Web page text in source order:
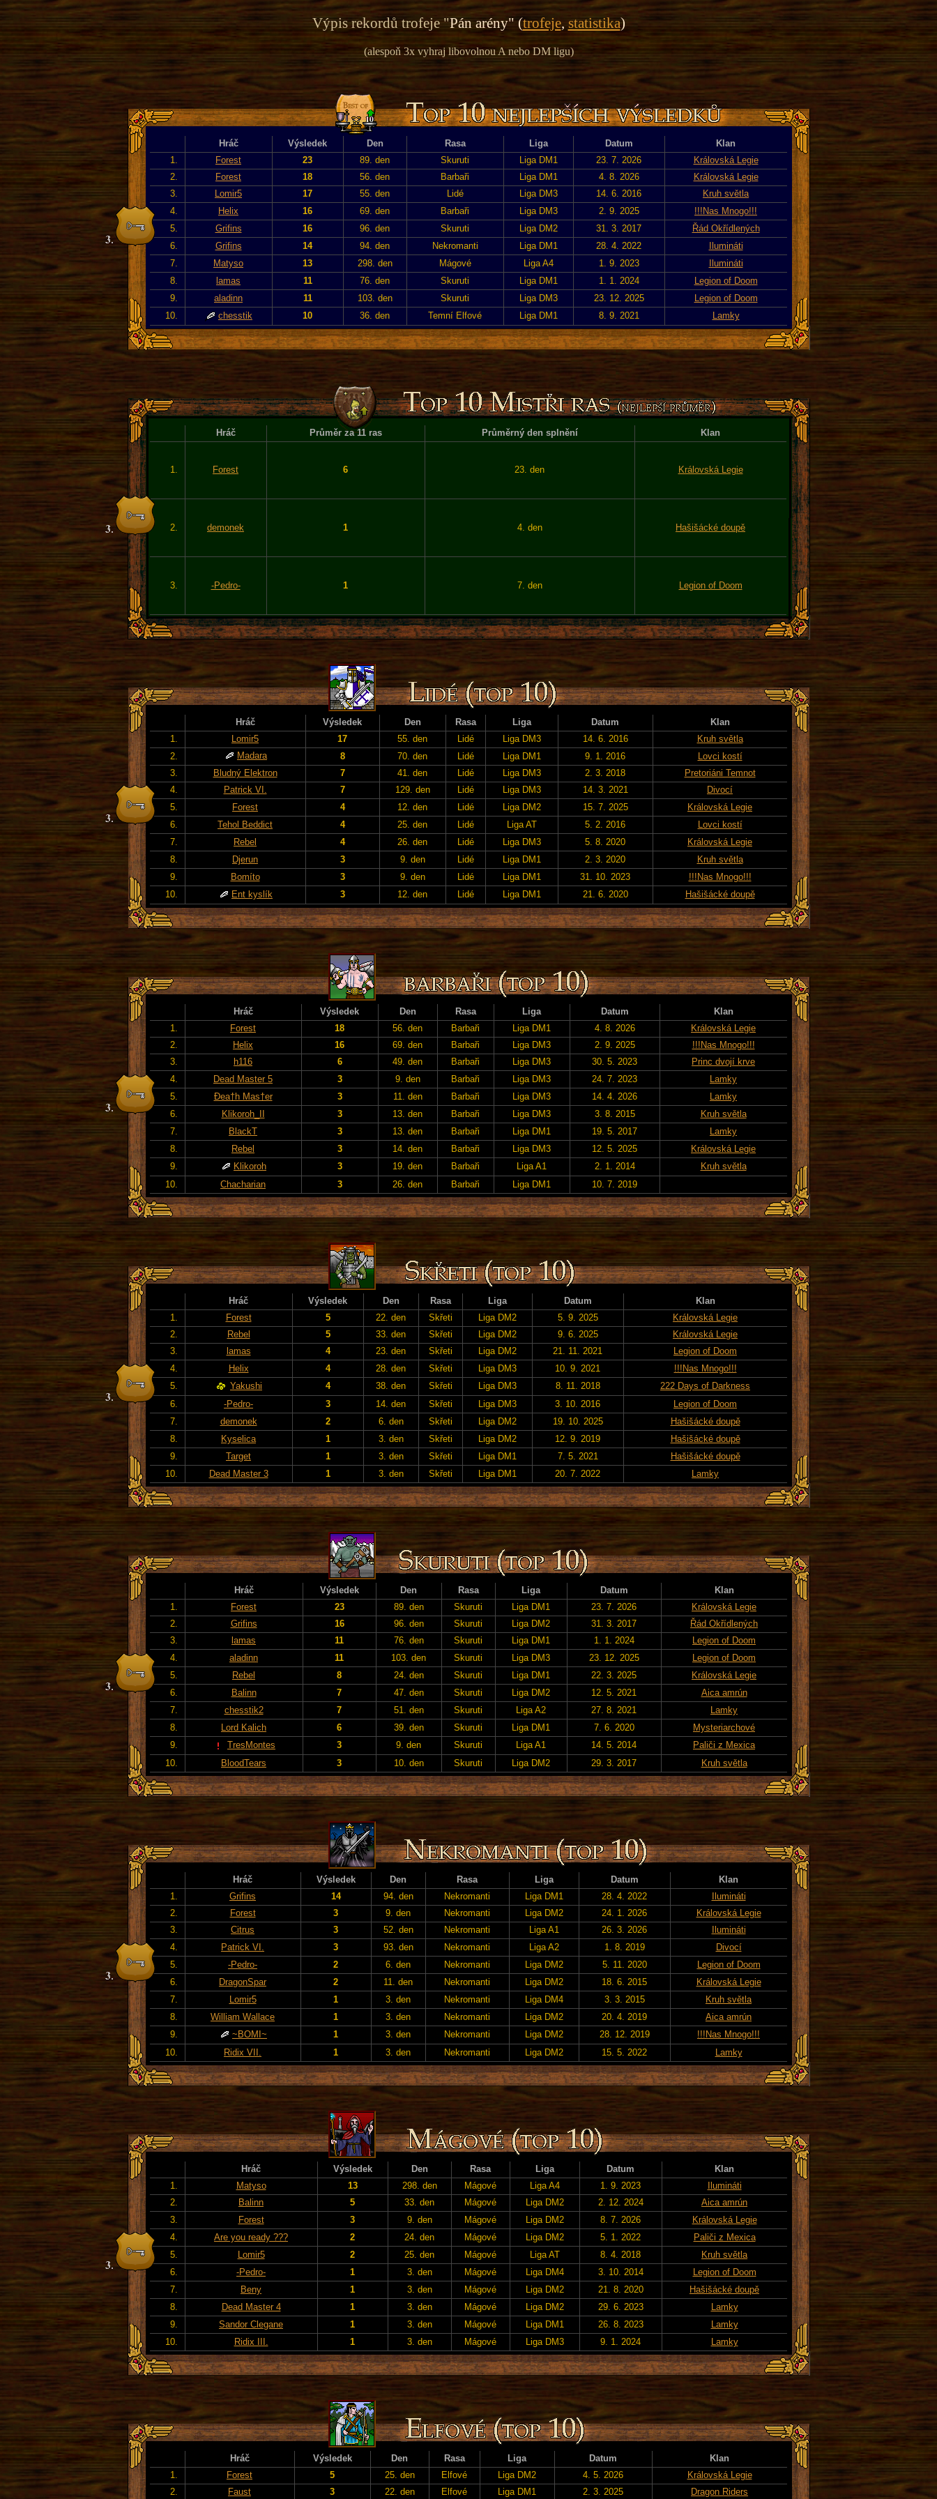
Výpis rekordů trofeje "Pán arény" (trofeje, statistika)
(alespoň 3x vyhraj libovolnou A nebo DM ligu)
Hráč Výsledek Den Rasa Liga Datum
Klan
1.
Forest 23 89. den Skuruti Liga DM1 23. 7. 2026
Královská Legie
2.
Forest 18 56. den Barbaři Liga DM1 4. 8. 2026
Královská Legie
3.
Lomir5 17 55. den Lidé Liga DM3 14. 6. 2016
Kruh světla
4.
Helix 16 69. den Barbaři Liga DM3 2. 9. 2025
!!!Nas Mnogo!!!
5.
Grifins 16 96. den Skuruti Liga DM2 31. 3. 2017
Řád Okřídlených
6.
Grifins 14 94. den Nekromanti Liga DM1 28. 4. 2022
Ilumináti
7.
Matyso 13 298. den Mágové Liga A4 1. 9. 2023
Ilumináti
8.
lamas 11 76. den Skuruti Liga DM1 1. 1. 2024
Legion of Doom
9.
aladinn 11 103. den Skuruti Liga DM3 23. 12. 2025
Legion of Doom
10.
chesstik 10 36. den Temní Elfové Liga DM1 8. 9. 2021 Lamky
Hráč Průměr za 11 ras Průměrný den splnění Klan
1. Forest 6 23. den Královská Legie
2. demonek 1 4. den Hašišácké doupě
3. -Pedro- 1 7. den Legion of Doom
Hráč Výsledek Den Rasa Liga Datum
Klan
1.
Lomir5 17 55. den Lidé Liga DM3 14. 6. 2016
Kruh světla
2.
Madara 8 70. den Lidé Liga DM1 9. 1. 2016
Lovci kostí
3.
Bludný Elektron 7 41. den Lidé Liga DM3 2. 3. 2018
Pretoriáni Temnot
4.
Patrick VI. 7 129. den Lidé Liga DM3 14. 3. 2021
Divocí
5.
Forest 4 12. den Lidé Liga DM2 15. 7. 2025
Královská Legie
6.
Tehol Beddict 4 25. den Lidé Liga AT 5. 2. 2016
Lovci kostí
7.
Rebel 4 26. den Lidé Liga DM3 5. 8. 2020
Královská Legie
8.
Djerun 3 9. den Lidé Liga DM1 2. 3. 2020
Kruh světla
9.
Bomíto 3 9. den Lidé Liga DM1 31. 10. 2023
!!!Nas Mnogo!!!
10.
Ent kyslík 3 12. den Lidé Liga DM1 21. 6. 2020 Hašišácké doupě
Hráč Výsledek Den Rasa Liga Datum
Klan
1.
Forest 18 56. den Barbaři Liga DM1 4. 8. 2026
Královská Legie
2.
Helix 16 69. den Barbaři Liga DM3 2. 9. 2025
!!!Nas Mnogo!!!
3.
h116 6 49. den Barbaři Liga DM3 30. 5. 2023
Princ dvojí krve
4.
Dead Master 5 3 9. den Barbaři Liga DM3 24. 7. 2023
Lamky
5.
Đea†h Mas†er 3 11. den Barbaři Liga DM3 14. 4. 2026
Lamky
6.
Klikoroh_II 3 13. den Barbaři Liga DM3 3. 8. 2015
Kruh světla
7.
BlackT 3 13. den Barbaři Liga DM1 19. 5. 2017
Lamky
8.
Rebel 3 14. den Barbaři Liga DM3 12. 5. 2025
Královská Legie
9.
Klikoroh 3 19. den Barbaři Liga A1 2. 1. 2014
Kruh světla
10.
Chacharian 3 26. den Barbaři Liga DM1 10. 7. 2019
Hráč Výsledek Den Rasa Liga Datum
Klan
1.
Forest 5 22. den Skřeti Liga DM2 5. 9. 2025
Královská Legie
2.
Rebel 5 33. den Skřeti Liga DM2 9. 6. 2025
Královská Legie
3.
lamas 4 23. den Skřeti Liga DM2 21. 11. 2021
Legion of Doom
4.
Helix 4 28. den Skřeti Liga DM3 10. 9. 2021
!!!Nas Mnogo!!!
5.
Yakushi 4 38. den Skřeti Liga DM3 8. 11. 2018
222 Days of Darkness
6.
-Pedro- 3 14. den Skřeti Liga DM3 3. 10. 2016
Legion of Doom
7.
demonek 2 6. den Skřeti Liga DM2 19. 10. 2025
Hašišácké doupě
8.
Kyselica 1 3. den Skřeti Liga DM2 12. 9. 2019
Hašišácké doupě
9.
Target 1 3. den Skřeti Liga DM1 7. 5. 2021
Hašišácké doupě
10.
Dead Master 3 1 3. den Skřeti Liga DM1 20. 7. 2022 Lamky
Hráč Výsledek Den Rasa Liga Datum
Klan
1.
Forest 23 89. den Skuruti Liga DM1 23. 7. 2026
Královská Legie
2.
Grifins 16 96. den Skuruti Liga DM2 31. 3. 2017
Řád Okřídlených
3.
lamas 11 76. den Skuruti Liga DM1 1. 1. 2024
Legion of Doom
4.
aladinn 11 103. den Skuruti Liga DM3 23. 12. 2025
Legion of Doom
5.
Rebel 8 24. den Skuruti Liga DM1 22. 3. 2025
Královská Legie
6.
Balinn 7 47. den Skuruti Liga DM2 12. 5. 2021
Aica amrún
7.
chesstik2 7 51. den Skuruti Liga A2 27. 8. 2021
Lamky
8.
Lord Kalich 6 39. den Skuruti Liga DM1 7. 6. 2020
Mysteriarchové
9.
TresMontes 3 9. den Skuruti Liga A1 14. 5. 2014
Paliči z Mexica
10.
BloodTears 3 10. den Skuruti Liga DM2 29. 3. 2017 Kruh světla
Hráč Výsledek Den Rasa Liga Datum
Klan
1.
Grifins 14 94. den Nekromanti Liga DM1 28. 4. 2022
Ilumináti
2.
Forest 3 9. den Nekromanti Liga DM2 24. 1. 2026
Královská Legie
3.
Citrus 3 52. den Nekromanti Liga A1 26. 3. 2026
Ilumináti
4.
Patrick VI. 3 93. den Nekromanti Liga A2 1. 8. 2019
Divocí
5.
-Pedro- 2 6. den Nekromanti Liga DM2 5. 11. 2020
Legion of Doom
6.
DragonSpar 2 11. den Nekromanti Liga DM2 18. 6. 2015
Královská Legie
7.
Lomir5 1 3. den Nekromanti Liga DM4 3. 3. 2015
Kruh světla
8.
William Wallace 1 3. den Nekromanti Liga DM2 20. 4. 2019
Aica amrún
9.
~BOMI~ 1 3. den Nekromanti Liga DM2 28. 12. 2019
!!!Nas Mnogo!!!
10.
Ridix VII. 1 3. den Nekromanti Liga DM2 15. 5. 2022 Lamky
Hráč Výsledek Den Rasa Liga Datum
Klan
1.
Matyso 13 298. den Mágové Liga A4 1. 9. 2023
Ilumináti
2.
Balinn 5 33. den Mágové Liga DM2 2. 12. 2024
Aica amrún
3.
Forest 3 9. den Mágové Liga DM2 8. 7. 2026
Královská Legie
4.
Are you ready ??? 2 24. den Mágové Liga DM2 5. 1. 2022
Paliči z Mexica
5.
Lomir5 2 25. den Mágové Liga AT 8. 4. 2018
Kruh světla
6.
-Pedro- 1 3. den Mágové Liga DM4 3. 10. 2014
Legion of Doom
7.
Beny 1 3. den Mágové Liga DM2 21. 8. 2020
Hašišácké doupě
8.
Dead Master 4 1 3. den Mágové Liga DM2 29. 6. 2023
Lamky
9.
Sandor Clegane 1 3. den Mágové Liga DM1 26. 8. 2023
Lamky
10.
Ridix III. 1 3. den Mágové Liga DM3 9. 1. 2024 Lamky
Hráč Výsledek Den Rasa Liga Datum
Klan
1.
Forest 5 25. den Elfové Liga DM2 4. 5. 2026
Královská Legie
2.
Faust 3 22. den Elfové Liga DM1 2. 3. 2025 Dragon Riders